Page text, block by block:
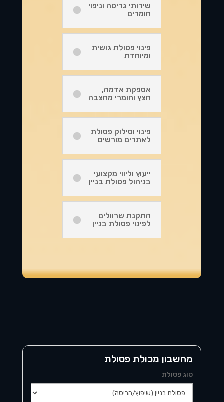
שירותי גריסה וניפוי
חומרים
פינוי פסולת גושית
ומיוחדת
אספקת אדמה,
חצץ וחומרי מחצבה
פינוי וסילוק פסולת
לאתרים מורשים
ייעוץ וליווי מקצועי
בניהול פסולת בניין
התקנת שרוולים
לפינוי פסולת בניין
מחשבון מכולת פסולת
סוג פסולת